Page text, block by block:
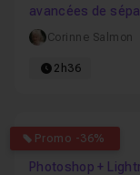
avancées de
Corinne Salmon
2h36
Promo -36%
5
Photoshop +